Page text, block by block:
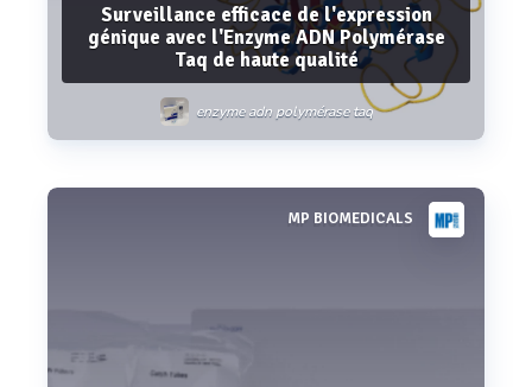
Surveillance efficace de l'expression
génique avec l'Enzyme ADN Polymérase
Taq de haute qualité
enzyme adn polymérase taq
Voir plusMP BIOMEDICALS